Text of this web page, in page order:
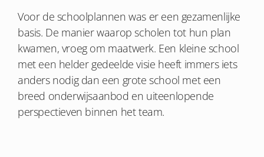
Voor de schoolplannen was er een gezamenlijke
basis. De manier waarop scholen tot hun plan
kwamen, vroeg om maatwerk. Een kleine school
met een helder gedeelde visie heeft immers iets
anders nodig dan een grote school met een
breed onderwijsaanbod en uiteenlopende
perspectieven binnen het team.